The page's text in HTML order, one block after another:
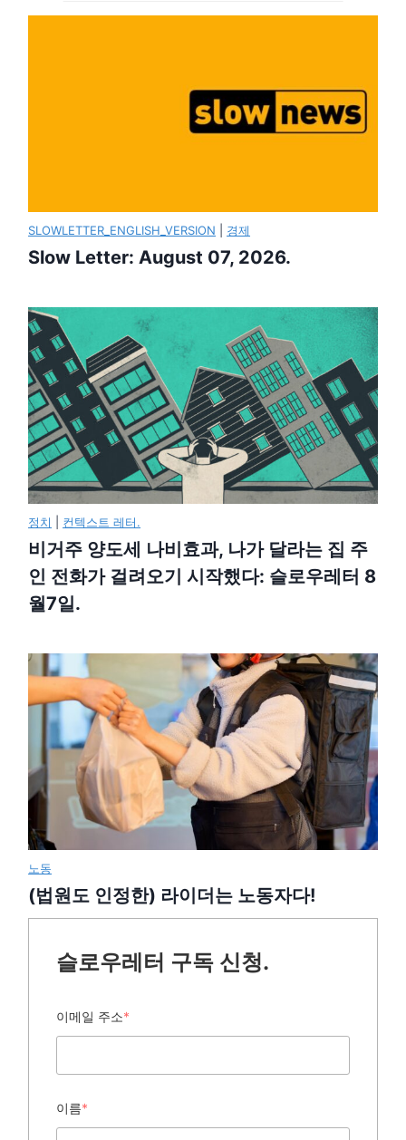
SLOWLETTER_ENGLISH_VERSION 경제
Slow Letter: August 07, 2026.
정치 컨텍스트 레터.
비거주 양도세 나비효과, 나가 달라는 집 주
인 전화가 걸려오기 시작했다: 슬로우레터 8
월7일.
노동
(법원도 인정한) 라이더는 노동자다!
슬로우레터 구독 신청.
이메일 주소*
이름*